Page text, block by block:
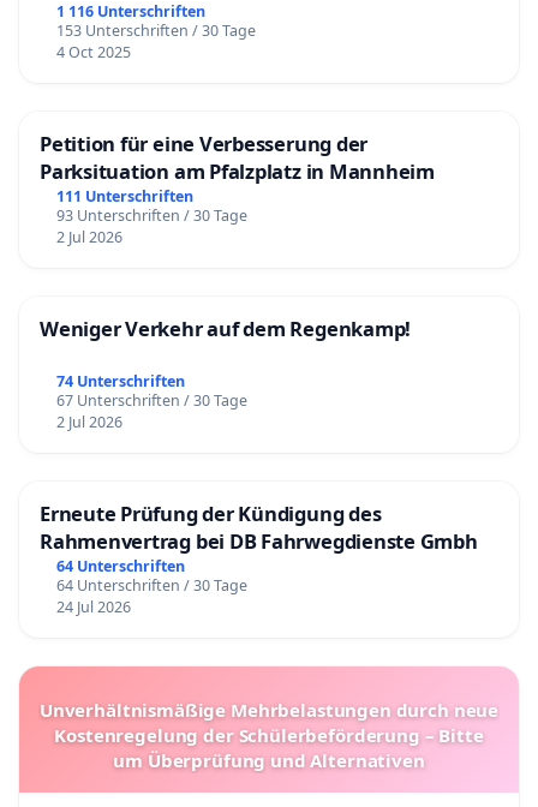
1 116 Unterschriften
153 Unterschriften / 30 Tage
4 Oct 2025
Petition für eine Verbesserung der
Parksituation am Pfalzplatz in Mannheim
111 Unterschriften
93 Unterschriften / 30 Tage
2 Jul 2026
Weniger Verkehr auf dem Regenkamp!
74 Unterschriften
67 Unterschriften / 30 Tage
2 Jul 2026
Erneute Prüfung der Kündigung des
Rahmenvertrag bei DB Fahrwegdienste Gmbh
64 Unterschriften
64 Unterschriften / 30 Tage
24 Jul 2026
Unverhältnismäßige Mehrbelastungen durch neue
Kostenregelung der Schülerbeförderung – Bitte
um Überprüfung und Alternativen